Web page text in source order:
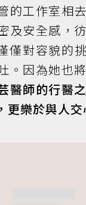
的工作室相
及安全感，
僅對容貌的
。因為她也
醫師的行醫
更樂於與人交